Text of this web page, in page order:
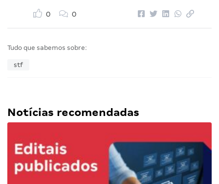
0 0
Tudo que sabemos sobre:
stf
Notícias recomendadas